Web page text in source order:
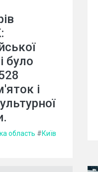
було
і
область #Київ